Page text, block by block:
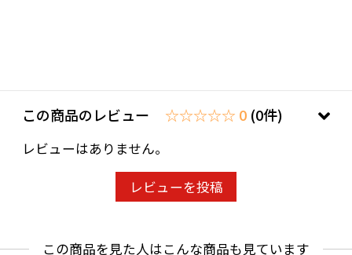
この商品のレビュー ☆☆☆☆☆ 0 (0件)
レビューはありません。
レビューを投稿
この商品を見た人はこんな商品も見ています